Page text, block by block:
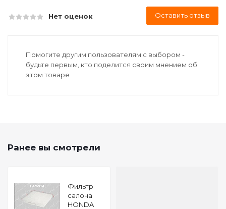
Нет оценок Оставить отзыв
Помогите другим пользователям с выбором -
будьте первым, кто поделится своим мнением об
этом товаре
Ранее вы смотрели
Фильтр
салона
HONDA